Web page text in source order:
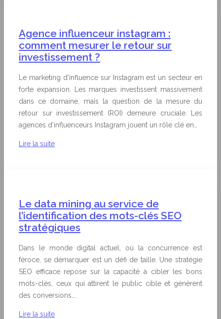
Agence influenceur instagram :
comment mesurer le retour sur
investissement ?
Le marketing d’influence sur Instagram est un secteur en
forte expansion. Les marques investissent massivement
dans ce domaine, mais la question de la mesure du
retour sur investissement (ROI) demeure cruciale. Les
agences d’influenceurs Instagram jouent un rôle clé en…
Lire la suite
Le data mining au service de
l’identification des mots-clés SEO
stratégiques
Dans le monde digital actuel, où la concurrence est
féroce, se démarquer est un défi de taille. Une stratégie
SEO efficace repose sur la capacité à cibler les bons
mots-clés, ceux qui attirent le public cible et génèrent
des conversions….
Lire la suite